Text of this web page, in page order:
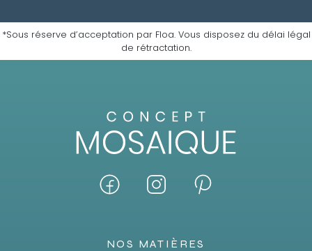
*Sous réserve d’acceptation par Floa. Vous disposez du délai légal
de rétractation.
NOS MATIÈRES